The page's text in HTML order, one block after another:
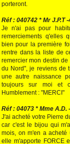
porteront.
Réf : 040742 * Mr J.P.T -
Je n'ai pas pour
remerciements q'elles
bien pour la première
rentre dans la liste de
remercier mon destin
du Nord", je reviens de
une autre naissance
toujours sur moi et
Humblement : "MERCI"
Réf : 04073 * Mme A.D.
J'ai acheté votre Pierre
car c'est le bijou qui
mois, on m'en a acheté
elle m'apporte FORCE